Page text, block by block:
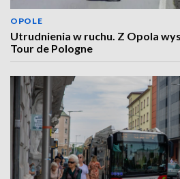
OPOLE
Utrudnienia w ruchu. Z Opola
Tour de Pologne